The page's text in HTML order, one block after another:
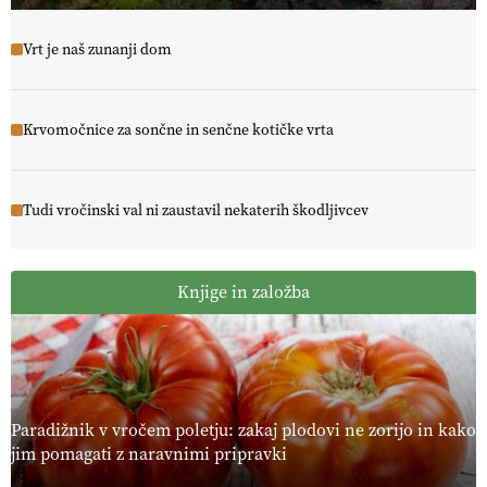
Vrt je naš zunanji dom
Krvomočnice za sončne in senčne kotičke vrta
Tudi vročinski val ni zaustavil nekaterih škodljivcev
Knjige in založba
Paradižnik v vročem poletju: zakaj plodovi ne zorijo in kako
jim pomagati z naravnimi pripravki